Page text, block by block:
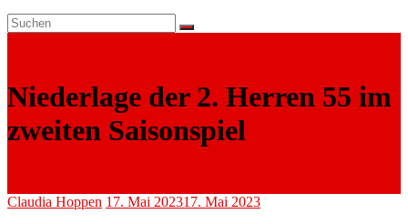
Niederlage der 2. Herren 55 im
zweiten Saisonspiel
Claudia Hoppen 17. Mai 202317. Mai 2023